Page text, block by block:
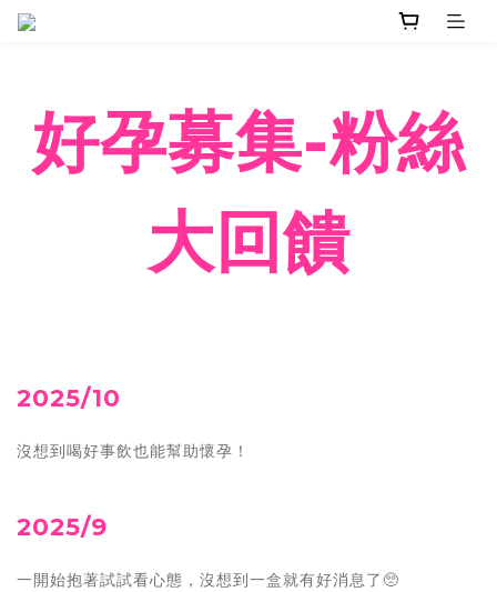
好孕募集-粉絲
大回饋
2025/10
沒想到喝好事飲也能幫助懷孕！
2025/9
一開始抱著試試看心態，沒想到一盒就有好消息了🥺